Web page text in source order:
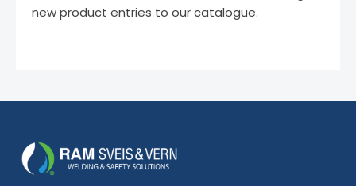
new product entries to our catalogue.